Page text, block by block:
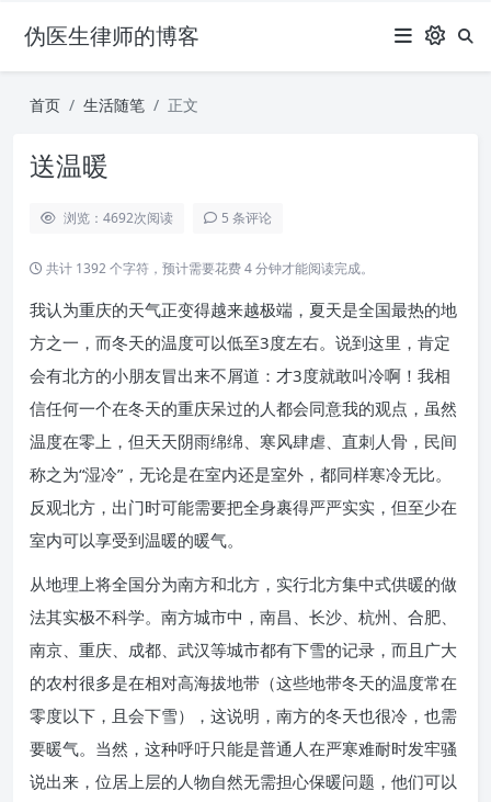
伪医生律师的博客
首页 生活随笔 正文
送温暖
浏览：4692次阅读 5 条评论
共计 1392 个字符，预计需要花费 4 分钟才能阅读完成。
我认为重庆的天气正变得越来越极端，夏天是全国最热的地
方之一，而冬天的温度可以低至3度左右。说到这里，肯定
会有北方的小朋友冒出来不屑道：才3度就敢叫冷啊！我相
信任何一个在冬天的重庆呆过的人都会同意我的观点，虽然
温度在零上，但天天阴雨绵绵、寒风肆虐、直刺人骨，民间
称之为“湿冷”，无论是在室内还是室外，都同样寒冷无比。
反观北方，出门时可能需要把全身裹得严严实实，但至少在
室内可以享受到温暖的暖气。
从地理上将全国分为南方和北方，实行北方集中式供暖的做
法其实极不科学。南方城市中，南昌、长沙、杭州、合肥、
南京、重庆、成都、武汉等城市都有下雪的记录，而且广大
的农村很多是在相对高海拔地带（这些地带冬天的温度常在
零度以下，且会下雪），这说明，南方的冬天也很冷，也需
要暖气。当然，这种呼吁只能是普通人在严寒难耐时发牢骚
说出来，位居上层的人物自然无需担心保暖问题，他们可以